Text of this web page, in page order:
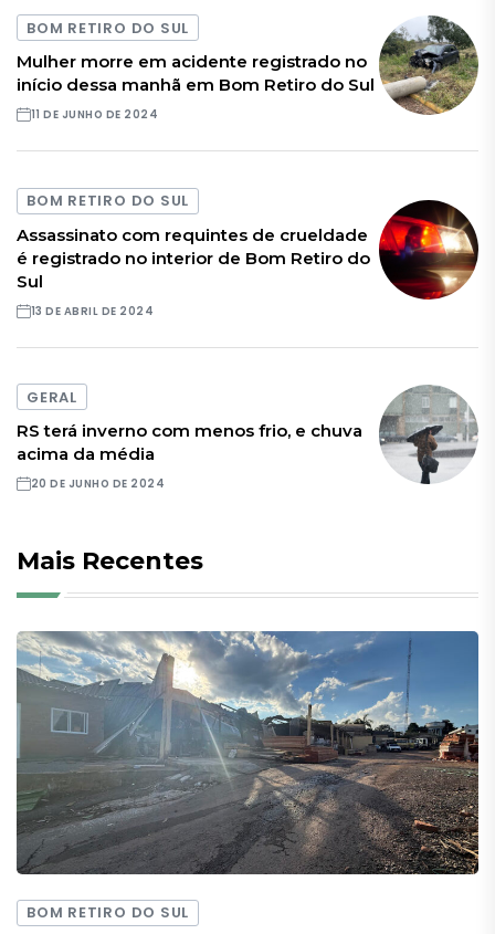
BOM RETIRO DO SUL
Mulher morre em acidente registrado no
início dessa manhã em Bom Retiro do Sul
11 DE JUNHO DE 2024
BOM RETIRO DO SUL
Assassinato com requintes de crueldade
é registrado no interior de Bom Retiro do
Sul
13 DE ABRIL DE 2024
GERAL
RS terá inverno com menos frio, e chuva
acima da média
20 DE JUNHO DE 2024
Mais Recentes
BOM RETIRO DO SUL